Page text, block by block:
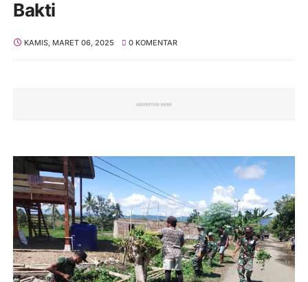
Bakti
KAMIS, MARET 06, 2025 0 KOMENTAR